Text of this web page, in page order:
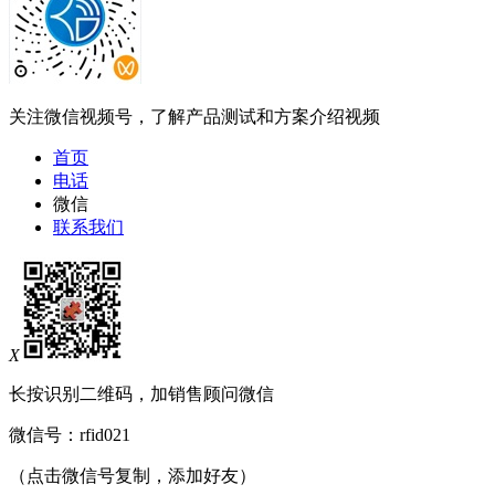
关注微信视频号，了解产品测试和方案介绍视频
首页
电话
微信
联系我们
X
长按识别二维码，加销售顾问微信
微信号： rfid021
（点击微信号复制，添加好友）